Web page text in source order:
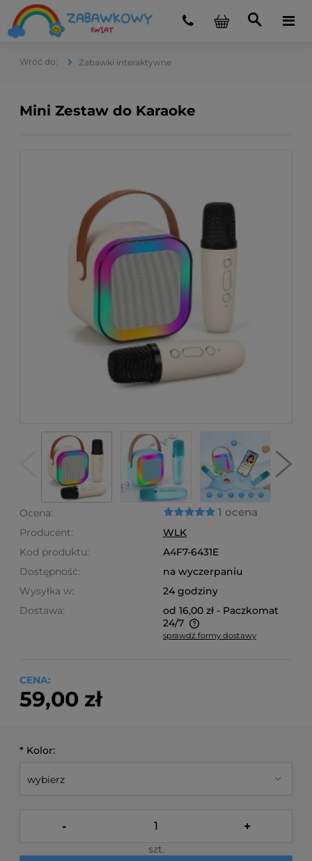
Zabawki interaktywne
Mini Zestaw do Karaoke
Ocena: 1 ocena
Producent:
WLK
Kod produktu:
A4F7-6431E
Dostępność:
na wyczerpaniu
Wysyłka w:
24 godziny
Dostawa:
od 16,00 zł - Paczkomat
24/7
Cena nie zawiera ewentualnych kosztów płatności
sprawdź formy dostawy
CENA:
59,00 zł
* Kolor:
- +
szt.